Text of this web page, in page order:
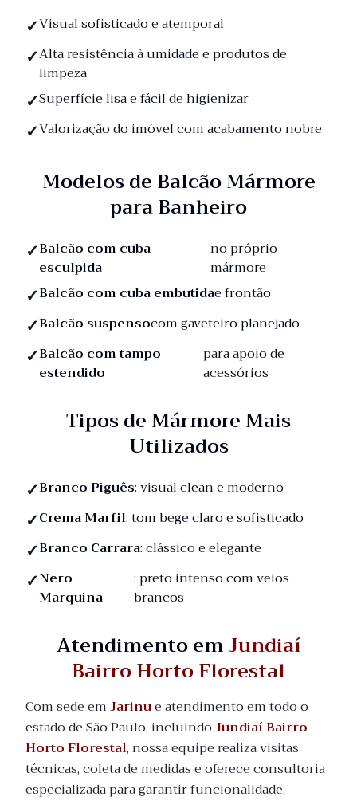
Visual sofisticado e atemporal
Alta resistência à umidade e produtos de
limpeza
Superfície lisa e fácil de higienizar
Valorização do imóvel com acabamento nobre
Modelos de Balcão Mármore
para Banheiro
Balcão com cuba
esculpida
no próprio
mármore
Balcão com cuba embutidae frontão
Balcão suspensocom gaveteiro planejado
Balcão com tampo
estendido
para apoio de
acessórios
Tipos de Mármore Mais
Utilizados
Branco Piguês: visual clean e moderno
Crema Marfil: tom bege claro e sofisticado
Branco Carrara: clássico e elegante
Nero
Marquina
: preto intenso com veios
brancos
Atendimento emJundiaí
Bairro Horto Florestal
Com sede emJarinue atendimento em todo o
estado de São Paulo, incluindoJundiaí Bairro
Horto Florestal, nossa equipe realiza visitas
técnicas, coleta de medidas e oferece consultoria
especializada para garantir funcionalidade,